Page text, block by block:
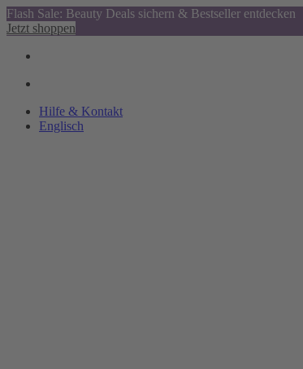
Flash Sale: Beauty Deals sichern & Bestseller entdecken
Jetzt shoppen
Hilfe & Kontakt
Englisch